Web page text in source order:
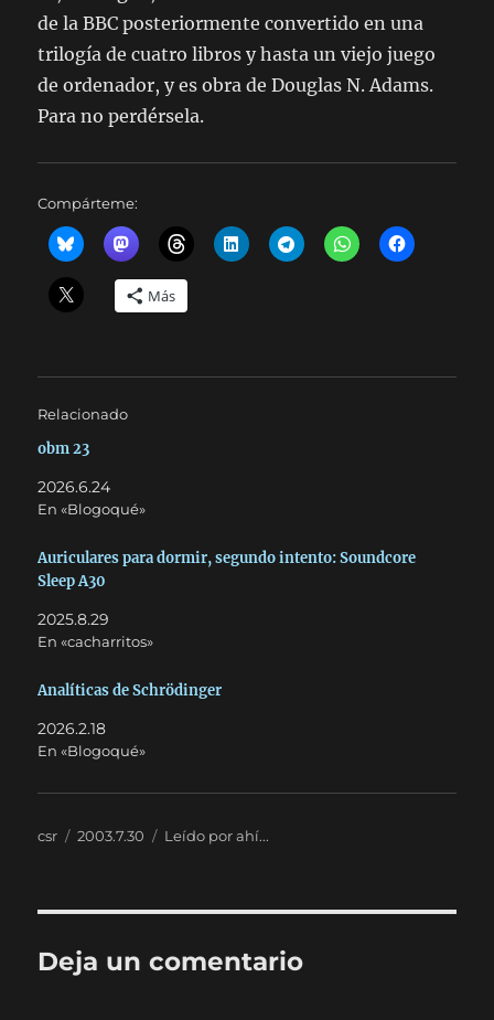
de la BBC posteriormente convertido en una
trilogía de cuatro libros y hasta un viejo juego
de ordenador, y es obra de Douglas N. Adams.
Para no perdérsela.
Compárteme:
Más
Relacionado
obm 23
2026.6.24
En «Blogoqué»
Auriculares para dormir, segundo intento: Soundcore
Sleep A30
2025.8.29
En «cacharritos»
Analíticas de Schrödinger
2026.2.18
En «Blogoqué»
Autor
csr
Publicado
2003.7.30 Categorías
Leído por ahí...
Deja un comentario